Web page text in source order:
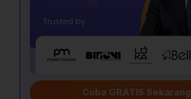
Coba GRATIS Sekarang